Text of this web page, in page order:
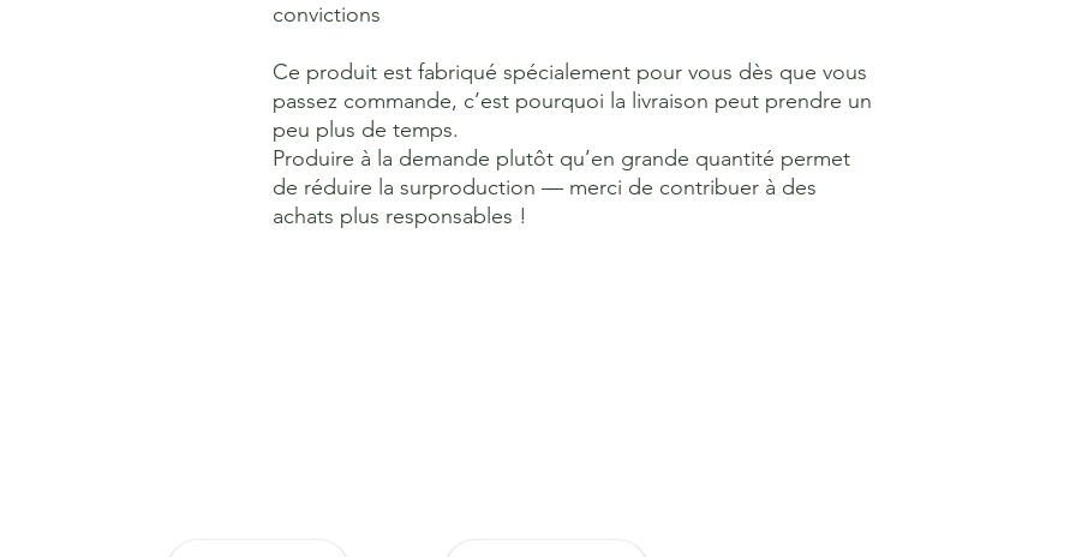
convictions
Ce produit est fabriqué spécialement pour vous dès que vous
passez commande, c’est pourquoi la livraison peut prendre un
peu plus de temps.
Produire à la demande plutôt qu’en grande quantité permet
de réduire la surproduction — merci de contribuer à des
achats plus responsables !